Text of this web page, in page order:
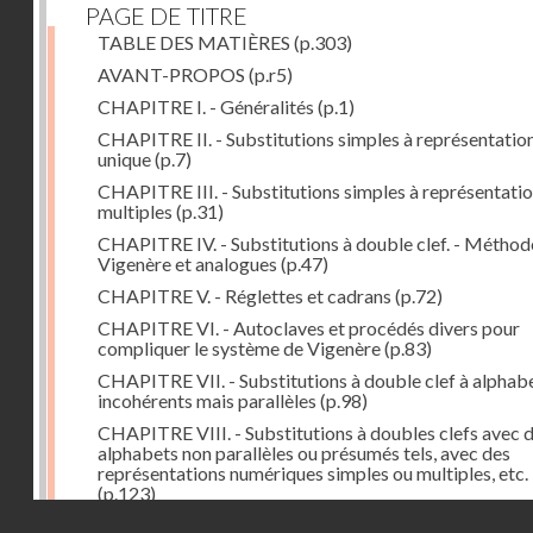
PAGE DE TITRE
TABLE DES MATIÈRES (p.303)
AVANT-PROPOS (p.r5)
CHAPITRE I. - Généralités (p.1)
CHAPITRE II. - Substitutions simples à
unique(p.7)
CHAPITRE III. - Substitutions simples à
multiples (p.31)
CHAPITRE IV. - Substitutions à double clef. -
Vigenère et analogues (p.47)
CHAPITRE V. - Réglettes et cadrans (p.72)
CHAPITRE VI. - Autoclaves et procédés divers pour
compliquer le système de Vigenère(p.83)
CHAPITRE VII. - Substitutions à double clef à
incohérents mais parallèles (p.98)
CHAPITRE VIII. - Substitutions à doubles clefs avec
alphabets non parallèles ou présumés tels, avec des
représentations numériques simples ou multiples, etc.
(p.123)